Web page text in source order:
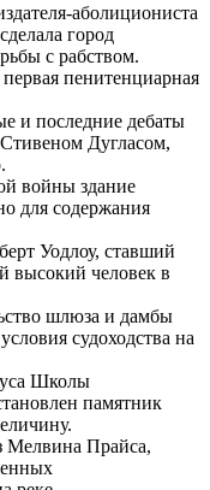
аболициониста
город
с рабством.
пенитенциарная
и последние дебаты
Дугласом,
войны здание
для содержания
Уодлоу, ставший
высокий человек в
шлюза и дамбы
судоходства на
Школы
памятник
Прайса,